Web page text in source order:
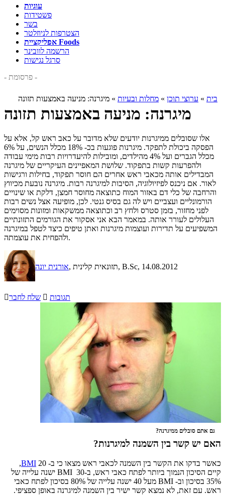
עוגיות
פשטידות
בשר
הצטרפות לניוזלטר
אפליקציית Foods
הרשמה לוובינר
סרגל נגישות
- פרסומת -
בית » ערוצי תוכן » מחלות ובעיות » מיגרנה: מניעה באמצעות תזונה
מיגרנה: מניעה באמצעות תזונה
אלו שסובלים ממיגרנות יודעים שלא מדובר על כאב ראש קל, אלא על
הפסקה ביכולת לתפקד. מיגרנות פוגעות בכ- 18% מכלל הנשים, על 6%
מכלל הגברים ועל 4% מהילדים, ומובילות להיעדרויות רבות מימי עבודה
ולהפרעות קשות בתפקוד. שלושת המאפיינים העיקריים של מיגרנה
המבדילים אותה מכאבי ראש אחרים הם חוסר תפקוד, בחילות ורגישות
לאור. אם ניכנס לפיזיולוגיה, הסיבות למיגרנה רבות. מיגרנה נובעת מכיווץ
והרחבה של כלי דם באזור המוח כתוצאה מחוסר חמצן, דלקת או שינויים
הורמונליים ועצביים ויש לה גם בסיס גנטי. לכן, מופיעה אצל נשים רבות
לפני מחזור, בזמן סטרס ולחץ רב וכתוצאה ממשקאות ומזונות מסוימים
העלולים לעורר אותה. במאמר הבא אני אסקור את הגורמים התזונתיים
המשפיעים על תדירות ועוצמות מיגרנות ואתן טיפים כיצד לטפל במיגרנה
ולהפחית את עוצמתה.
אורנית יונה , תזונאית קלינית, B.Sc, 14.08.2012
שלח לחבר  תגובות
גם אתם סובלים ממיגרנה?
האם יש קשר בין השמנה למיגרנות?
כאשר בדקו את הקשר בין השמנה לכאבי ראש מצאו כי ב- BMI
20,
קיים הסיכון הנמוך ביותר לפתח כאבי ראש, ב-BMI 30 ישנה עלייה של
35% בסיכון וב- BMI מעל 40 ישנה עלייה של 80% בסיכון לפתח כאבי
ראש. עם זאת, לא נמצא קשר ישיר בין השמנה למיגרנה באופן ספציפי.